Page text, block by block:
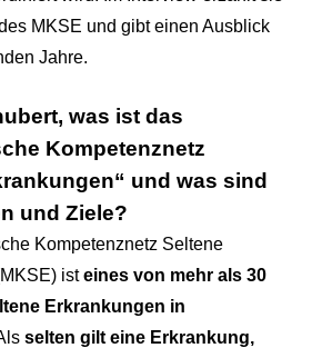
MKSE und gibt einen Ausblick
Jahre.
was ist das
Kompetenznetz
und was sind
und Ziele?
Kompetenznetz Seltene
isteines von mehr als 30
Erkrankungen in
selten gilt eine Erkrankung,